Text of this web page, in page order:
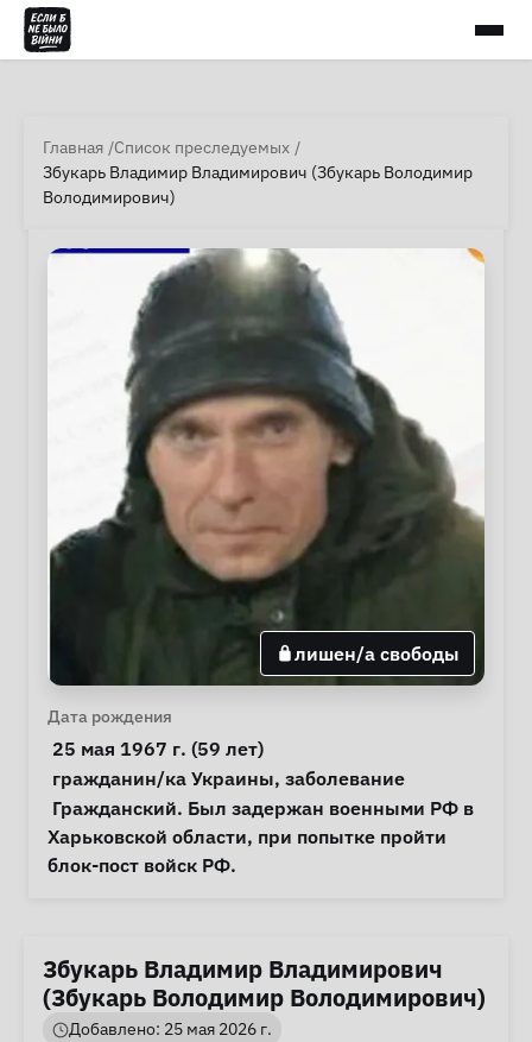
Главная Список преследуемых
Збукарь Владимир Владимирович (Збукарь Володимир
Володимирович)
лишен/а свободы
Личная информация
Дата рождения
25 мая 1967 г. (59 лет)
Особые обстоятельства
гражданин/ка Украины, заболевание
Примечания
Харьковской области, при попытке пройти
блок-пост войск РФ.
Збукарь Владимир Владимирович
(Збукарь Володимир Володимирович)
Добавлено: 25 мая 2026 г.